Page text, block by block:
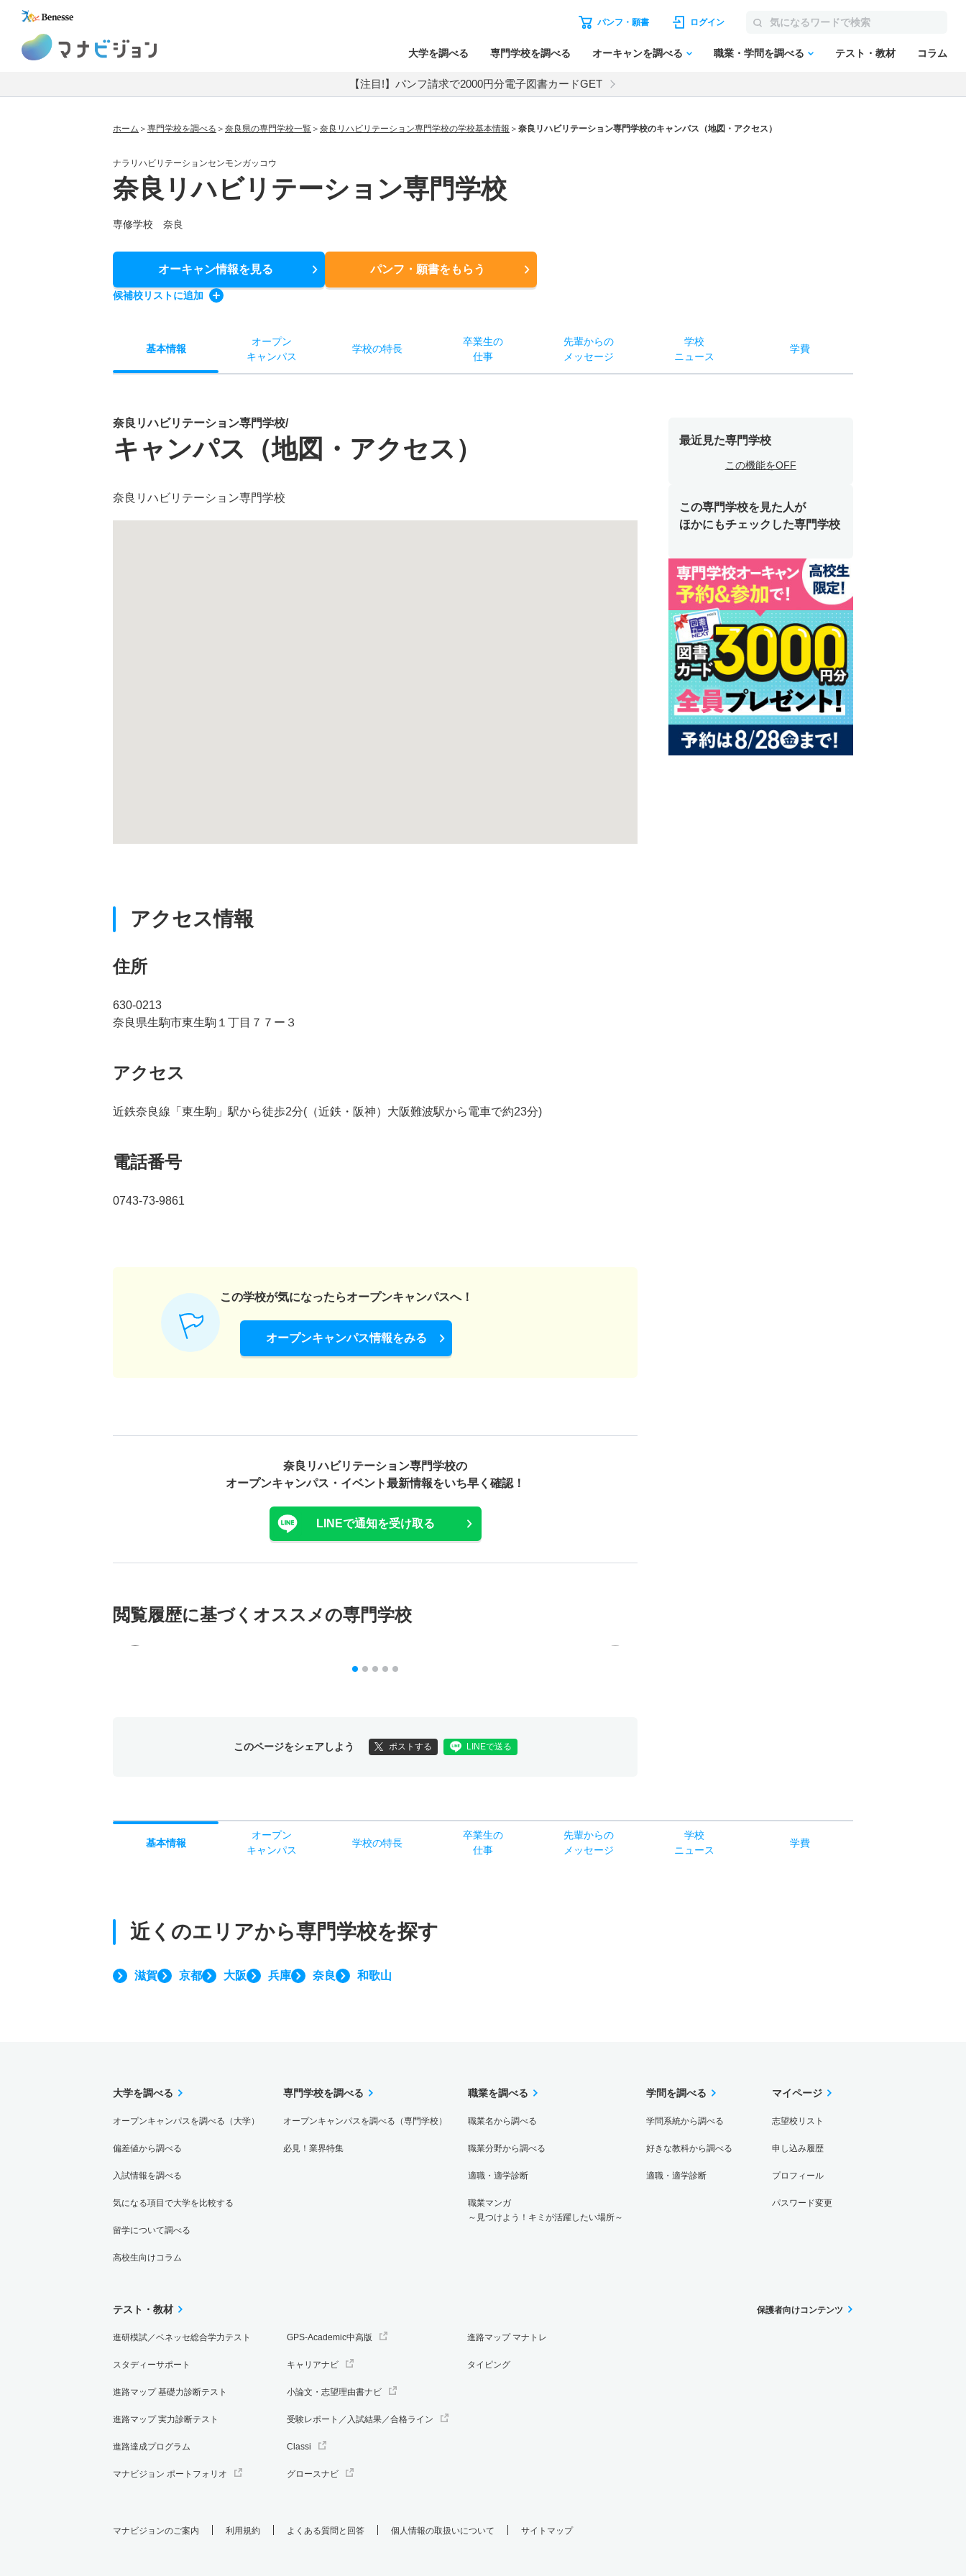
パンフ・願書 ログイン
大学を調べる 専門学校を調べる オーキャンを調べる 職業・学問を調べる テスト・教材 コラム
【注目!】パンフ請求で2000円分電子図書カードGET
ホーム 専門学校を調べる 奈良県の専門学校一覧 奈良リハビリテーション専門学校の学校基本情報 奈良リハビリテーション専門学校のキャンパス（地図・アクセス）
ナラリハビリテーションセンモンガッコウ
奈良リハビリテーション専門学校
専修学校 奈良
オーキャン情報を見る パンフ・願書をもらう
候補校リストに追加
基本情報
オープン
キャンパス
学校の特長
卒業生の
仕事
先輩からの
メッセージ
学校
ニュース
学費
奈良リハビリテーション専門学校/
キャンパス（地図・アクセス）
奈良リハビリテーション専門学校
アクセス情報
住所
630-0213
奈良県生駒市東生駒１丁目７７ー３
アクセス
近鉄奈良線「東生駒」駅から徒歩2分(（近鉄・阪神）大阪難波駅から電車で約23分)
電話番号
0743-73-9861
この学校が気になったらオープンキャンパスへ！
オープンキャンパス情報をみる
奈良リハビリテーション専門学校の
オープンキャンパス・ イベント最新情報をいち早く確認！
LINEで通知を受け取る
閲覧履歴に基づく オススメの専門学校
このページをシェアしよう ポストする LINEで送る
最近見た専門学校
この機能をOFF
この専門学校を見た人が
ほかにもチェックした専門学校
基本情報
オープン
キャンパス
学校の特長
卒業生の
仕事
先輩からの
メッセージ
学校
ニュース
学費
近くのエリアから専門学校を探す
滋賀 京都 大阪 兵庫 奈良 和歌山
大学を調べる
オープンキャンパスを調べる（大学）
偏差値から調べる
入試情報を調べる
気になる項目で大学を比較する
留学について調べる
高校生向けコラム
専門学校を調べる
オープンキャンパスを調べる（専門学校）
必見！業界特集
職業を調べる
職業名から調べる
職業分野から調べる
適職・適学診断
職業マンガ
～見つけよう！キミが活躍したい場所～
学問を調べる
学問系統から調べる
好きな教科から調べる
適職・適学診断
マイページ
志望校リスト
申し込み履歴
プロフィール
パスワード変更
テスト・教材
進研模試／ベネッセ総合学力テスト
スタディーサポート
進路マップ 基礎力診断テスト
進路マップ 実力診断テスト
進路達成プログラム
マナビジョン ポートフォリオ
GPS-Academic中高版
キャリアナビ
小論文・志望理由書ナビ
受験レポート／入試結果／合格ライン
Classi
グロースナビ
進路マップ マナトレ
タイピング
保護者向けコンテンツ
マナビジョンのご案内 利用規約 よくある質問と回答 個人情報の取扱いについて サイトマップ